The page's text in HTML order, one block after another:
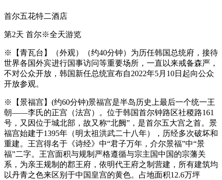
首尔五花特二酒店
第2天 首尔※全天游览
※【青瓦台】（外观）（约40分钟）为历任韩国总统府，接待
世界各国外宾进行国事访问等重要场所，一直以来戒备森严，
不对公众开放，韩国新任总统宣布自2022年5月10日起向公众
开放参观。
※【景福宫】(约60分钟)景福宫是半岛历史上最后一个统一王
朝——李氏的正宫（法宫）。位于韩国首尔钟路区社稷路161
号，又因位于城北部，故又称“北阙”，是首尔五大宫之首。景
福宫始建于1395年（明太祖洪武二十八年），历经多次破坏和
重建。王宫得名于《诗经》中“君子万年，介尔景福”中“景
福”二字。王宫面积与规制严格遵循与宗主国中国的宗藩关
系，为亲王规制的郡王府，依明代王府之制营建，所有建筑均
以丹青之色来区别于中国皇宫的黄色。占地面积12.6万坪